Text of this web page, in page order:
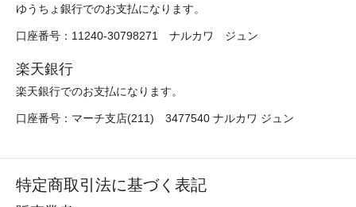
ゆうちょ銀行でのお支払になります。
口座番号：11240-30798271 ナルカワ ジュン
楽天銀行
楽天銀行でのお支払になります。
口座番号：マーチ支店(211) 3477540 ナルカワ ジュン
特定商取引法に基づく表記